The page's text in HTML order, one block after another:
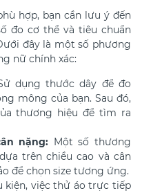
hợp, bạn cần lưu ý đến
đo cơ thể và tiêu chuẩn
đây là một số phương
nữ chính xác:​
dụng thước dây để đo
mông của bạn. Sau đó,
thương hiệu để tìm ra
nặng: Một số thương
trên chiều cao và cân
để chọn size tương ứng.​
kiện, việc thử áo trực tiếp